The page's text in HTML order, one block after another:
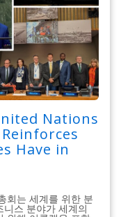
Nations
Have in
회는 세계를 위한 분
스 분야가 세계의